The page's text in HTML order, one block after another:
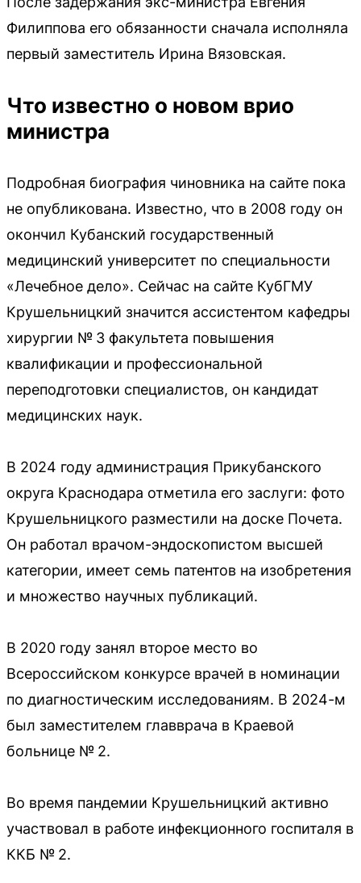
Филиппова его обязанности сначала исполняла
первый заместитель Ирина Вязовская.
Что известно о новом врио
министра
Подробная биография чиновника на сайте пока
не опубликована. Известно, что в 2008 году он
окончил Кубанский государственный
медицинский университет по специальности
«Лечебное дело». Сейчас на сайте КубГМУ
Крушельницкий значится ассистентом кафедры
хирургии № 3 факультета повышения
квалификации и профессиональной
переподготовки специалистов, он кандидат
медицинских наук.
В 2024 году администрация Прикубанского
округа Краснодара отметила его заслуги: фото
Крушельницкого разместили на доске Почета.
Он работал врачом-эндоскопистом высшей
категории, имеет семь патентов на изобретения
и множество научных публикаций.
В 2020 году занял второе место во
Всероссийском конкурсе врачей в номинации
по диагностическим исследованиям. В 2024-м
был заместителем главврача в Краевой
больнице № 2.
Во время пандемии Крушельницкий активно
участвовал в работе инфекционного госпиталя в
ККБ № 2.